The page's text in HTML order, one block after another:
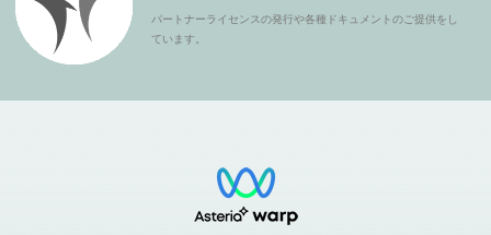
パートナーライセンスの発行や各種ドキュメントのご提供をし
ています。